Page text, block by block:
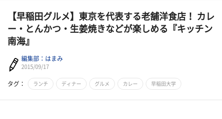
【早稲田グルメ】東京を代表する老舗洋食店！ カレ
ー・とんかつ・生姜焼きなどが楽しめる『キッチン
南海』
編集部：はまみ
2015/09/17
タグ： ランチ ディナー グルメ カレー 早稲田大学